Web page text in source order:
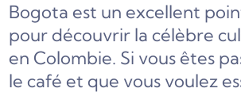
Bogota est un excellent
pour découvrir la célèbre
en Colombie. Si vous êtes
le café et que vous voulez